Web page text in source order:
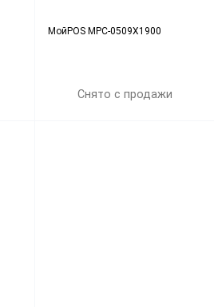
МойPOS MPC-0509X1900
Снято с продажи